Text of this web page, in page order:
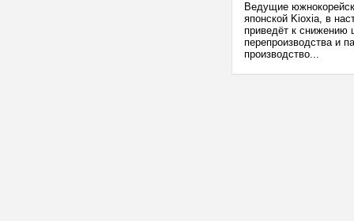
Ведущие
японской Kioxia, в
приведёт к снижению
перепроизводства и
производство...